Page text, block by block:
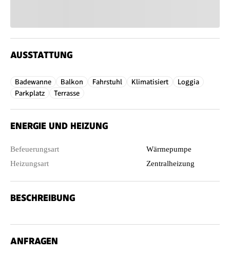
AUSSTATTUNG
Badewanne Balkon Fahrstuhl Klimatisiert
Loggia
Parkplatz
Terrasse
ENERGIE UND HEIZUNG
Befeuerungsart
Wärmepumpe
Heizungsart
Zentralheizung
BESCHREIBUNG
ANFRAGEN